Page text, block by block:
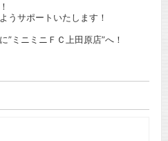
うサポートいたします！
”ミニミニＦＣ上田原店”へ！